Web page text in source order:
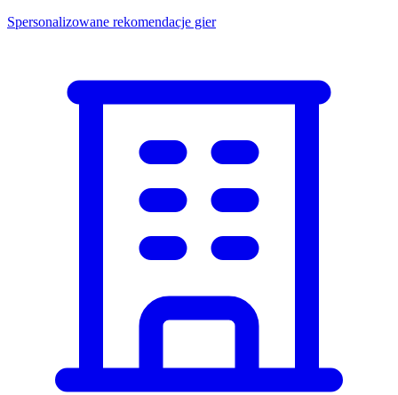
Spersonalizowane rekomendacje gier